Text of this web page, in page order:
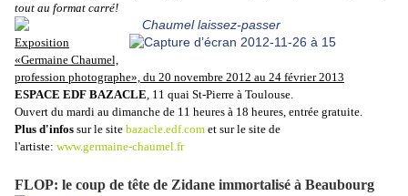
tout au format carré!
Exposition
«Germaine Chaumel,
profession photographe», du 20 novembre 2012 au 24 février 2013
ESPACE EDF BAZACLE, 11 quai St-Pierre à Toulouse.
Ouvert du mardi au dimanche de 11 heures à 18 heures, entrée gratuite.
Plus d'infos sur le site bazacle.edf.com et sur le site de
l'artiste: www.germaine-chaumel.fr
FLOP: le coup de tête de Zidane immortalisé à Beaubourg